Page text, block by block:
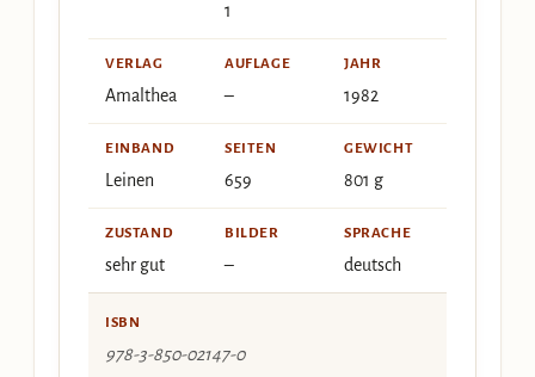
1
VERLAG
Amalthea
AUFLAGE
–
JAHR
1982
EINBAND
Leinen
SEITEN
659
GEWICHT
801 g
ZUSTAND
sehr gut
BILDER
–
SPRACHE
deutsch
ISBN
978-3-850-02147-0